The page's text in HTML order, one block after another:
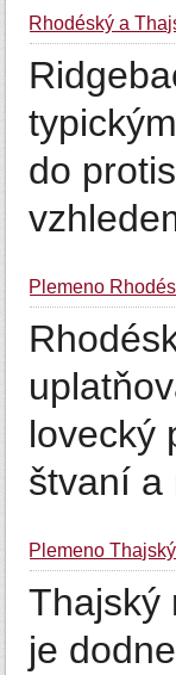
Rhodéský a
do
Plemeno
lovecký
štvaní a
Plemeno
Thajský
je